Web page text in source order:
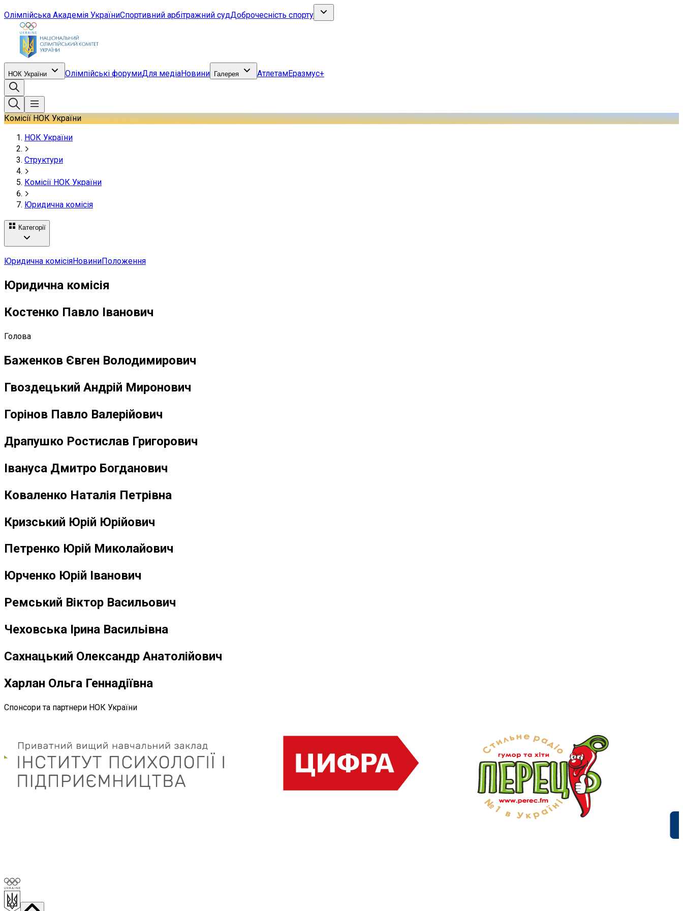
Олімпійська Академія УкраїниСпортивний арбітражний судДоброчесність спорту
НОК України Олімпійські форумиДля медіаНовини Галерея АтлетамЕразмус+
Комісії НОК України
НОК України
Структури
Комісії НОК України
Юридична комісія
Категорії
Юридична комісіяНовиниПоложення
Юридична комісія
Костенко Павло Іванович
Голова
Баженков Євген Володимирович
Гвоздецький Андрій Миронович
Горінов Павло Валерійович
Драпушко Ростислав Григорович
Івануса Дмитро Богданович
Коваленко Наталія Петрівна
Кризський Юрій Юрійович
Петренко Юрій Миколайович
Юрченко Юрій Іванович
Ремський Віктор Васильович
Чеховська Ірина Васильівна
Сахнацький Олександр Анатолійович
Харлан Ольга Геннадіївна
Спонсори та партнери НОК України